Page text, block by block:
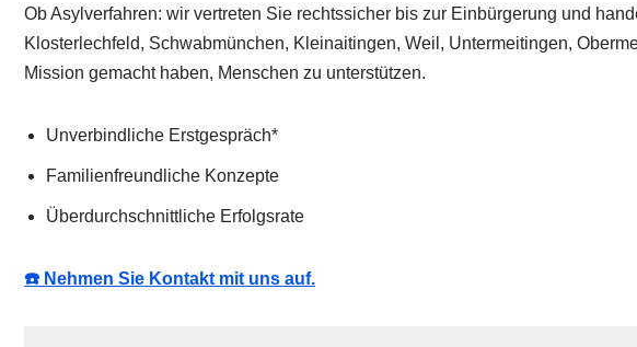
Ob Asylverfahren: wir vertreten Sie rechtssicher bis zur Einbürgerung und
Klosterlechfeld, Schwabmünchen, Kleinaitingen, Weil, Untermeitingen,
Mission gemacht haben, Menschen zu unterstützen.
Unverbindliche Erstgespräch*
Familienfreundliche Konzepte
Überdurchschnittliche Erfolgsrate
☎️ Nehmen Sie Kontakt mit uns auf.